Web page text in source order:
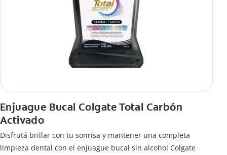
Enjuague Bucal Colgate Total Carbón
Activado
Disfrutá brillar con tu sonrisa y mantener una completa
limpieza dental con el enjuague bucal sin alcohol Colgate